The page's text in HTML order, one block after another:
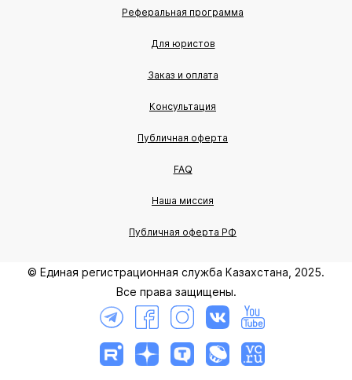
Реферальная программа
Для юристов
Заказ и оплата
Консультация
Публичная оферта
FAQ
Наша миссия
Публичная оферта РФ
© Единая регистрационная служба Казахстана, 2025.
Все права защищены.